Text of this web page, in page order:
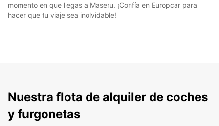
momento en que llegas a Maseru. ¡Confía en Europcar para
hacer que tu viaje sea inolvidable!
Nuestra flota de alquiler de coches
y furgonetas